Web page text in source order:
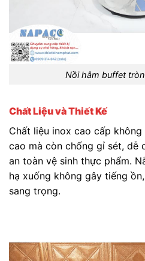
Nồi hâm buffet
Chất Liệu và Thiết Kế
Chất liệu inox cao cấp
cao mà còn chống gỉ sét, dễ
an toàn vệ sinh thực phẩm.
hạ xuống không gây tiếng
sang trọng.